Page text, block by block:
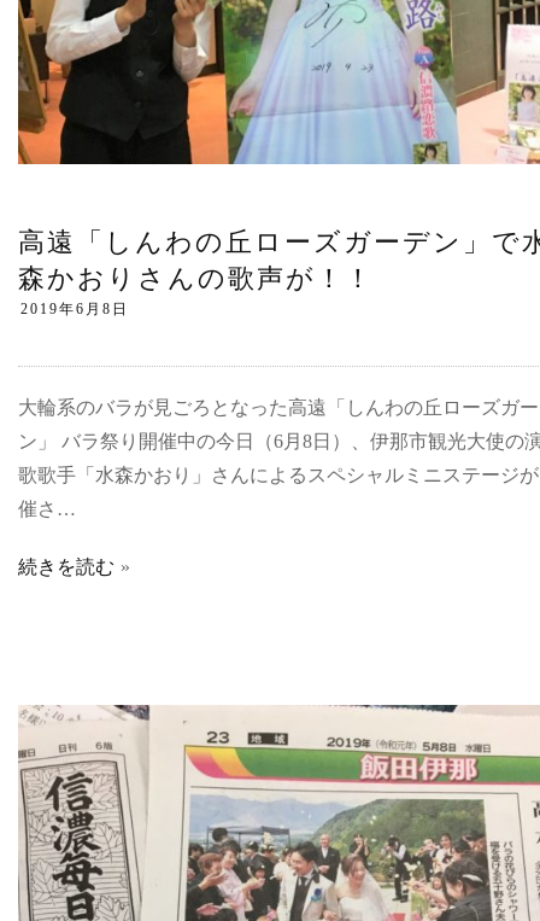
高遠「しんわの丘ローズガーデン」で
森かおりさんの歌声が！！
大輪系のバラが見ごろとなった高遠「しんわの丘ローズガ
ン」 バラ祭り開催中の今日（6月8日）、伊那市観光大使の
歌歌手「水森かおり」さんによるスペシャルミニステージ
催さ…
続きを読む